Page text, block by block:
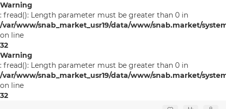
Warning
: fread(): Length parameter must be greater than 0 in
/var/www/snab_market_usr19/data/www/snab.market/
on line
32
Warning
: fread(): Length parameter must be greater than 0 in
/var/www/snab_market_usr19/data/www/snab.market/
on line
32